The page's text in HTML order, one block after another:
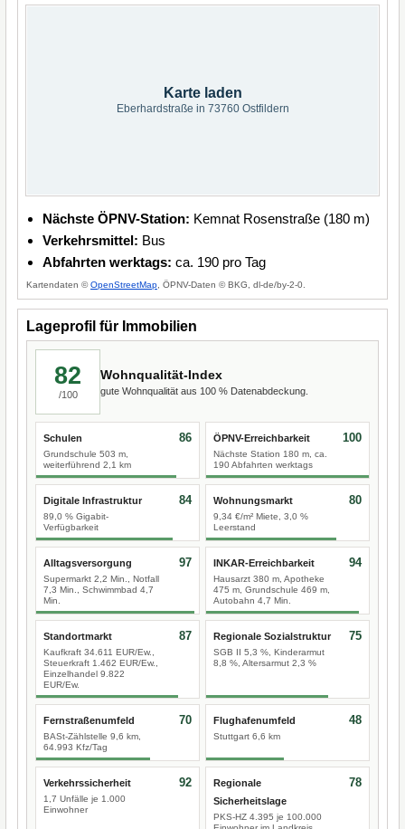
Karte laden
Eberhardstraße in 73760 Ostfildern
Nächste ÖPNV-Station: Kemnat Rosenstraße (180 m)
Verkehrsmittel: Bus
Abfahrten werktags: ca. 190 pro Tag
Kartendaten ©OpenStreetMap , ÖPNV-Daten © BKG, dl-de/by-2-0.
Lageprofil für Immobilien
82
/100
Wohnqualität-Index
gute Wohnqualität aus 100 % Datenabdeckung.
Schulen
Grundschule 503 m,
weiterführend 2,1 km
86 ÖPNV-Erreichbarkeit
Nächste Station 180 m, ca.
190 Abfahrten werktags
100
Digitale Infrastruktur
89,0 % Gigabit-
Verfügbarkeit
84 Wohnungsmarkt
9,34 €/m² Miete, 3,0 %
Leerstand
80
Alltagsversorgung
Supermarkt 2,2 Min., Notfall
7,3 Min., Schwimmbad 4,7
Min.
97 INKAR-Erreichbarkeit
Hausarzt 380 m, Apotheke
475 m, Grundschule 469 m,
Autobahn 4,7 Min.
94
Standortmarkt
Kaufkraft 34.611 EUR/Ew.,
Steuerkraft 1.462 EUR/Ew.,
Einzelhandel 9.822
EUR/Ew.
87 Regionale Sozialstruktur
SGB II 5,3 %, Kinderarmut
8,8 %, Altersarmut 2,3 %
75
Fernstraßenumfeld
BASt-Zählstelle 9,6 km,
64.993 Kfz/Tag
70 Flughafenumfeld
Stuttgart 6,6 km
48
Verkehrssicherheit
1,7 Unfälle je 1.000
Einwohner
92
Regionale
Sicherheitslage
PKS-HZ 4.395 je 100.000
78